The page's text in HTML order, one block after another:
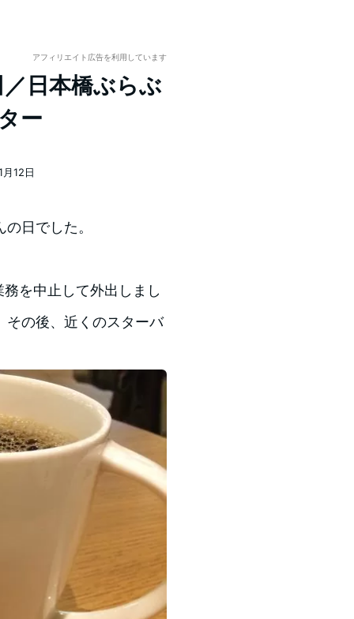
アフィリエイト広告を利用しています
日本橋ぶらぶ
ー
12日
日でした。
を中止して外出しまし
その後、近くのスターバ